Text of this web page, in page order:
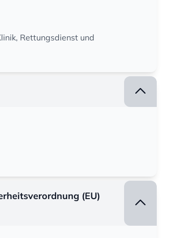
Rettungsdienst und
(EU)